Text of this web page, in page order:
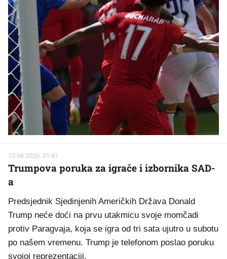
12.06.2026. 21:41
Trumpova poruka za igrače i izbornika SAD-
a
Predsjednik Sjedinjenih Američkih Država Donald
Trump neće doći na prvu utakmicu svoje momčadi
protiv Paragvaja, koja se igra od tri sata ujutro u subotu
po našem vremenu. Trump je telefonom poslao poruku
svojoj reprezentaciji.